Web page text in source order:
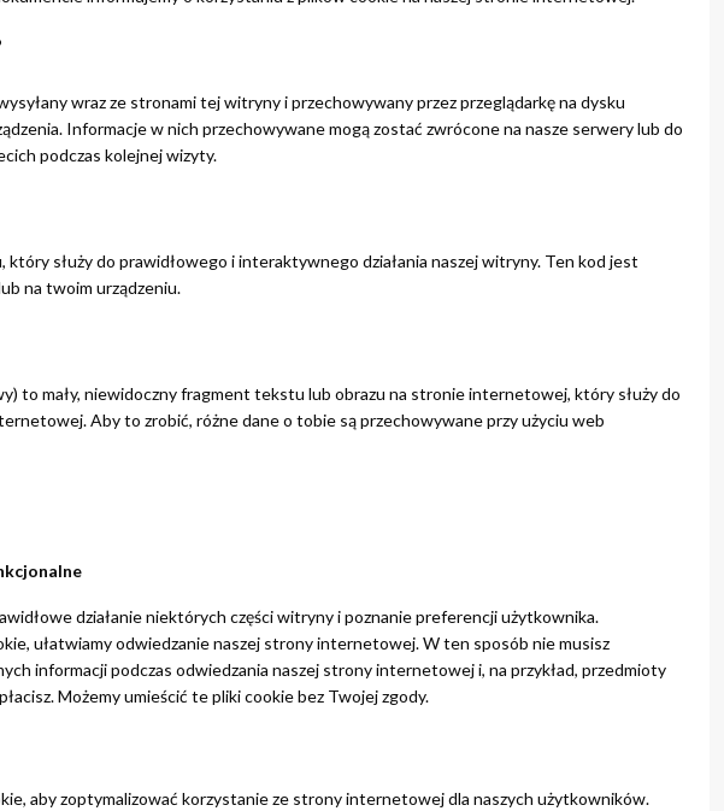
wraz ze stronami tej witryny i przechowywany przez przeglądarkę na dysku
Informacje w nich przechowywane mogą zostać zwrócone na nasze serwery lub do
podczas kolejnej wizyty.
służy do prawidłowego i interaktywnego działania naszej witryny. Ten kod jest
na twoim urządzeniu.
to mały, niewidoczny fragment tekstu lub obrazu na stronie internetowej, który służy do
Aby to zrobić, różne dane o tobie są przechowywane przy użyciu web
działanie niektórych części witryny i poznanie preferencji użytkownika.
ułatwiamy odwiedzanie naszej strony internetowej. W ten sposób nie musisz
informacji podczas odwiedzania naszej strony internetowej i, na przykład, przedmioty
Możemy umieścić te pliki cookie bez Twojej zgody.
aby zoptymalizować korzystanie ze strony internetowej dla naszych użytkowników.